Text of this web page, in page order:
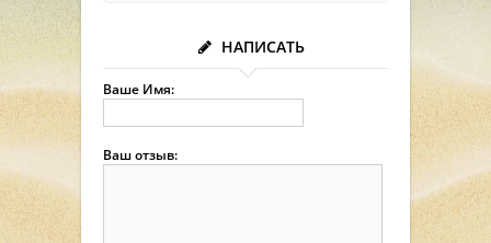
НАПИСАТЬ
Ваше Имя:
Ваш отзыв: